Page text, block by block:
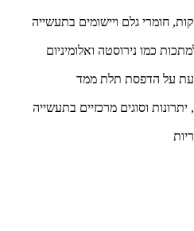
על הדפסת תלת ממד
וסוגים מרכזיים בתעשייה